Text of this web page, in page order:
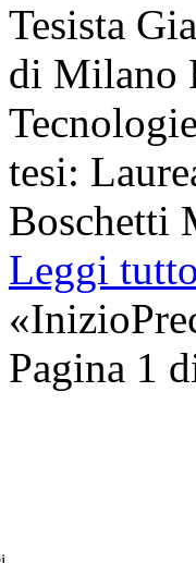
Tesista
di Milano
tesi:
Leggi
«Inizio
Pagina 1